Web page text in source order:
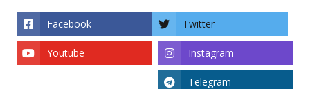
Facebook Twitter
Instagram
Youtube
Telegram